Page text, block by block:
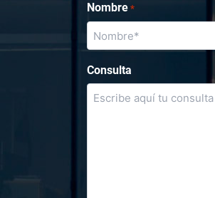
Nombre *
Consulta